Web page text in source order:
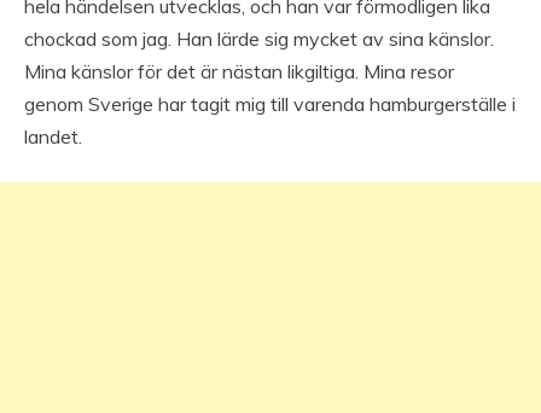
hela händelsen utvecklas, och han var förmodligen lika
chockad som jag. Han lärde sig mycket av sina känslor.
Mina känslor för det är nästan likgiltiga. Mina resor
genom Sverige har tagit mig till varenda hamburgerställe i
landet.